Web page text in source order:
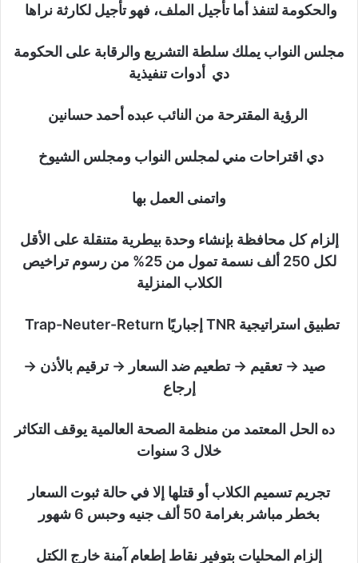
والحكومة لتنفذ أما تأجيل الملف، فهو تأجيل لكارثة نراها
مجلس النواب يملك سلطة التشريع والرقابة على الحكومة
دي أدوات تنفيذية
الرؤية المقترحة من النائب عبده أحمد حسانين
دي اقتراحات مني لمجلس النواب ومجلس الشيوخ
واتمنى العمل بها
إلزام كل محافظة بإنشاء وحدة بيطرية متنقلة على الأقل
لكل 250 ألف نسمة تمول من 25% من رسوم تراخيص
الكلاب المنزلية
تطبيق استراتيجية TNR إجباريًا Trap-Neuter-Return
صيد → تعقيم → تطعيم ضد السعار → ترقيم بالأذن →
إرجاع
ده الحل المعتمد من منظمة الصحة العالمية يوقف التكاثر
خلال 3 سنوات
تجريم تسميم الكلاب أو قتلها إلا في حالة ثبوت السعار
بخطر مباشر بغرامة 50 ألف جنيه وحبس 6 شهور
إلزام المحليات بتوفير نقاط إطعام آمنة خارج الكتل